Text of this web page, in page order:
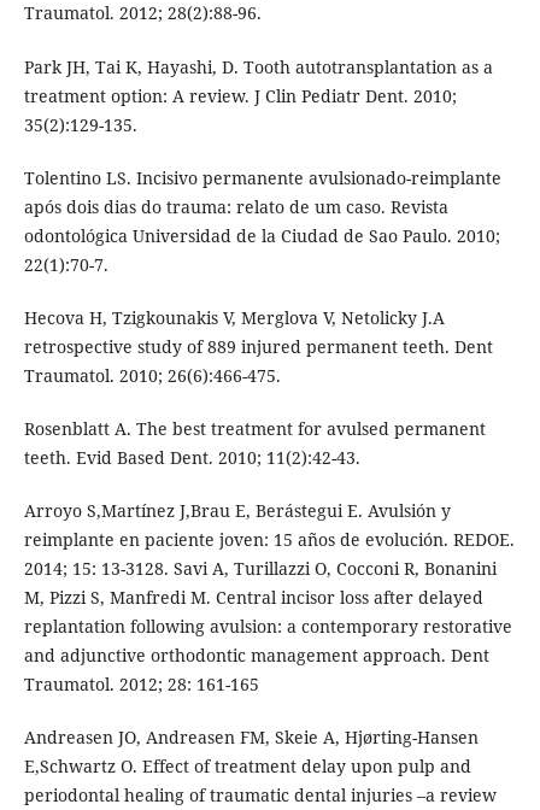
Traumatol. 2012; 28(2):88-96.
Park JH, Tai K, Hayashi, D. Tooth autotransplantation as a
treatment option: A review. J Clin Pediatr Dent. 2010;
35(2):129-135.
Tolentino LS. Incisivo permanente avulsionado-reimplante
após dois dias do trauma: relato de um caso. Revista
odontológica Universidad de la Ciudad de Sao Paulo. 2010;
22(1):70-7.
Hecova H, Tzigkounakis V, Merglova V, Netolicky J.A
retrospective study of 889 injured permanent teeth. Dent
Traumatol. 2010; 26(6):466-475.
Rosenblatt A. The best treatment for avulsed permanent
teeth. Evid Based Dent. 2010; 11(2):42-43.
Arroyo S,Martínez J,Brau E, Berástegui E. Avulsión y
reimplante en paciente joven: 15 años de evolución. REDOE.
2014; 15: 13-3128. Savi A, Turillazzi O, Cocconi R, Bonanini
M, Pizzi S, Manfredi M. Central incisor loss after delayed
replantation following avulsion: a contemporary restorative
and adjunctive orthodontic management approach. Dent
Traumatol. 2012; 28: 161-165
Andreasen JO, Andreasen FM, Skeie A, Hjørting-Hansen
E,Schwartz O. Effect of treatment delay upon pulp and
periodontal healing of traumatic dental injuries –a review